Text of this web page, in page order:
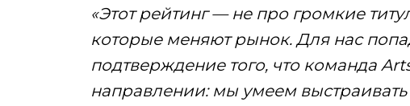
«Этот рейтинг — не про громкие
которые меняют рынок. Для нас
подтверждение того, что команда
направлении: мы умеем